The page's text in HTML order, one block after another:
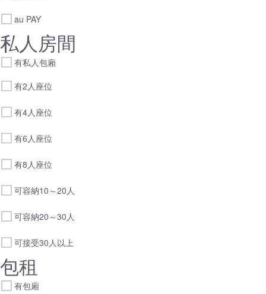
au PAY
私人房間
有私人包廂
有2人座位
有4人座位
有6人座位
有8人座位
可容納10～20人
可容納20～30人
可接受30人以上
包租
有包廂